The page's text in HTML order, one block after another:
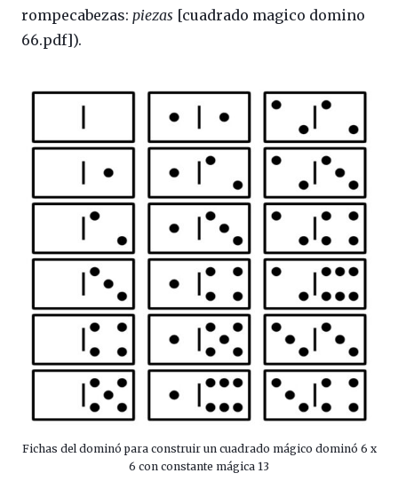
rompecabezas: piezas [cuadrado magico domino
66.pdf]).
Fichas del dominó para construir un cuadrado mágico dominó 6 x
6 con constante mágica 13